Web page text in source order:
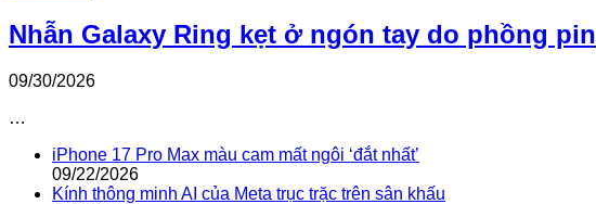
Nhẫn Galaxy Ring kẹt ở ngón tay do phồng pin
09/30/2026
…
iPhone 17 Pro Max màu cam mất ngôi ‘đắt nhất’
09/22/2026
Kính thông minh AI của Meta trục trặc trên sân khấu